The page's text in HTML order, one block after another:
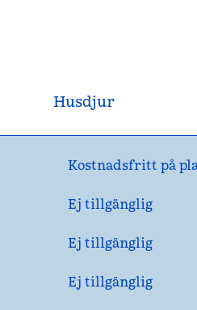
Husdjur
Kostnadsfritt på
Ej tillgänglig
Ej tillgänglig
Ej tillgänglig